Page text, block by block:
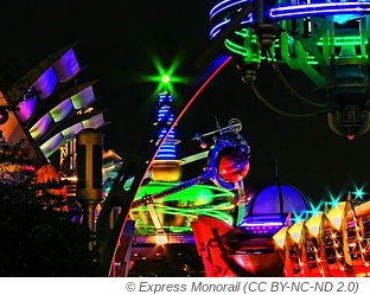
© Express Monorail (CC BY-NC-ND 2.0)